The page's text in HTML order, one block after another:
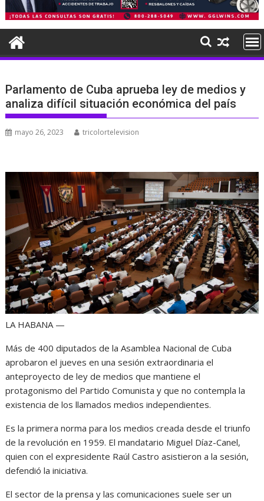
Parlamento de Cuba aprueba ley de medios y
analiza difícil situación económica del país
mayo 26, 2023 tricolortelevision
LA HABANA —
Más de 400 diputados de la Asamblea Nacional de Cuba
aprobaron el jueves en una sesión extraordinaria el
anteproyecto de ley de medios que mantiene el
protagonismo del Partido Comunista y que no contempla la
existencia de los llamados medios independientes.
Es la primera norma para los medios creada desde el triunfo
de la revolución en 1959. El mandatario Miguel Díaz-Canel,
quien con el expresidente Raúl Castro asistieron a la sesión,
defendió la iniciativa.
El sector de la prensa y las comunicaciones suele ser un